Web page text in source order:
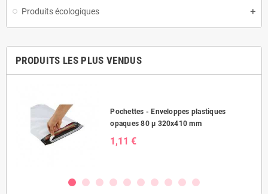
Produits écologiques
PRODUITS LES PLUS VENDUS
Pochettes - Enveloppes plastiques
opaques 80 µ 320x410 mm
1,11 €